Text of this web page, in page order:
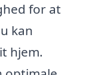
for at
kan
hjem.